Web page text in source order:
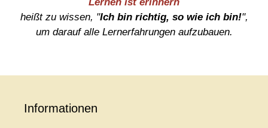
heißt zu wissen, "Ich bin richtig, so wie ich bin!",
um darauf alle Lernerfahrungen aufzubauen.
Informationen